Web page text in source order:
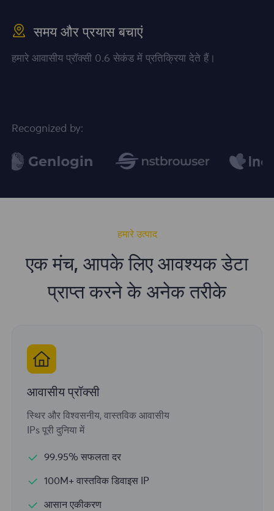
समय और प्रयास बचाएं
हमारे आवासीय प्रॉक्सी 0.6 सेकंड में प्रतिक्रिया देते हैं।
Recognized by:
हमारे उत्पाद
एक मंच, आपके लिए आवश्यक डेटा
प्राप्त करने के अनेक तरीके
आवासीय प्रॉक्सी
स्थिर और विश्वसनीय, वास्तविक आवासीय
IPs पूरी दुनिया में
99.95% सफलता दर
100M+ वास्तविक डिवाइस IP
आसान एकीकरण